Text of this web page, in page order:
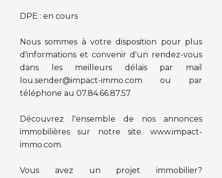
DPE : en cours
Nous sommes à votre disposition pour plus
d'informations et convenir d'un rendez-vous
dans les meilleurs délais par mail
lou.sender@impact-immo.com ou par
téléphone au 07.84.66.87.57
Découvrez l'ensemble de nos annonces
immobilières sur notre site. www.impact-
immo.com.
Vous avez un projet immobilier?